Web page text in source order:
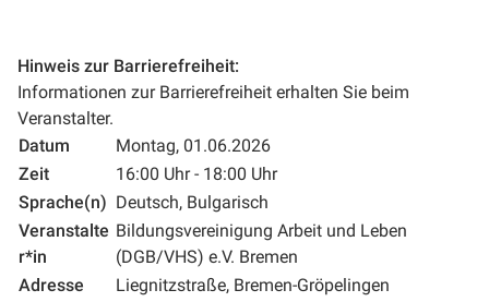
Hinweis zur Barrierefreiheit:
Informationen zur Barrierefreiheit erhalten Sie beim
Veranstalter.
Datum
Montag, 01.06.2026
Zeit
16:00 Uhr - 18:00 Uhr
Sprache(n) Deutsch, Bulgarisch
Veranstalte
r*in
Bildungsvereinigung Arbeit und Leben
(DGB/VHS) e.V. Bremen
Adresse
Liegnitzstraße, Bremen-Gröpelingen